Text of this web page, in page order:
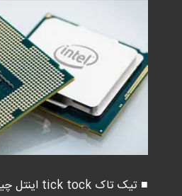
■ تیک تاک tick tock اینتل چیست